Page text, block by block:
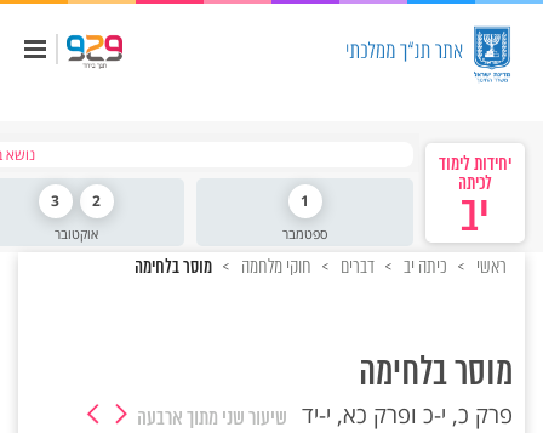
יחידות לימוד
לכיתה
יב
נושא
ספטמבר
1
אוקטובר
2
3
ראשי כיתה יב דברים חוקי מלחמה מוסר בלחימה
מוסר בלחימה
פרק כ, י-כ ופרק כא, י-יד שיעור שני מתוך ארבעה